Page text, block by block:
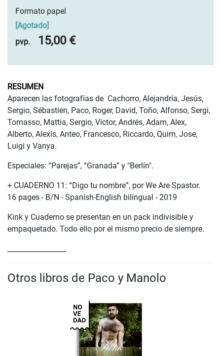
Formato papel
[Agotado]
pvp.
15,00 €
RESUMEN
Aparecen las fotografías de Cachorro, Alejandría, Jesús,
Sergio, Sébastien, Paco, Roger, David, Toño, Alfonso, Sergi,
Tomasso, Mattia, Sergio, Víctor, Andrés, Adam, Alex,
Alberto, Alexis, Anteo, Francesco, Riccardo, Quim, Jose,
Luigi y Vanya.
Especiales: “Parejas”, “Granada” y "Berlín".
+ CUADERNO 11: “Digo tu nombre”, por We Are Spastor.
16 pages - B/N - Spanish-English bilingual - 2019
Kink y Cuaderno se presentan en un pack indivisible y
empaquetado. Todo ello por el mismo precio de siempre.
Otros libros de Paco y Manolo